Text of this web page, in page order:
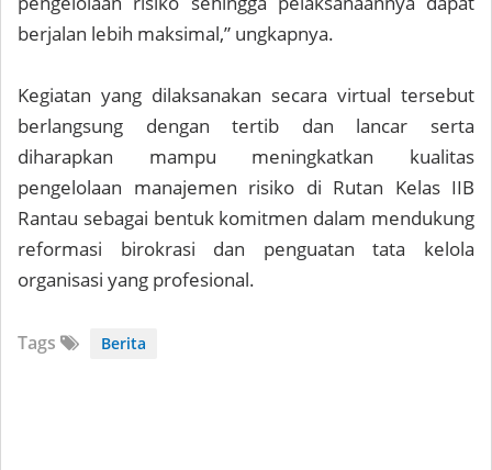
berjalan lebih maksimal,” ungkapnya.
Kegiatan yang dilaksanakan secara virtual tersebut
berlangsung dengan tertib dan lancar serta
diharapkan mampu meningkatkan kualitas
pengelolaan manajemen risiko di Rutan Kelas IIB
Rantau sebagai bentuk komitmen dalam mendukung
reformasi birokrasi dan penguatan tata kelola
organisasi yang profesional.
Tags Berita